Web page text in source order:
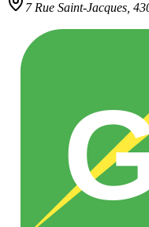
7 Rue Saint-Jacques,